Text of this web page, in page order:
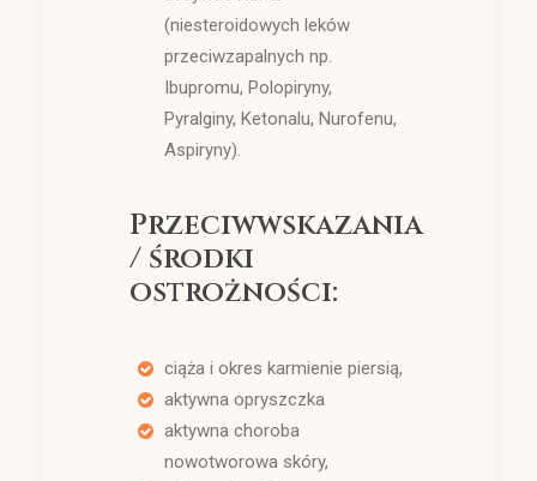
(niesteroidowych leków
przeciwzapalnych np.
Ibupromu, Polopiryny,
Pyralginy, Ketonalu, Nurofenu,
Aspiryny).
Przeciwwskazania
/ środki
ostrożności:
ciąża i okres karmienie piersią,
aktywna opryszczka
aktywna choroba
nowotworowa skóry,